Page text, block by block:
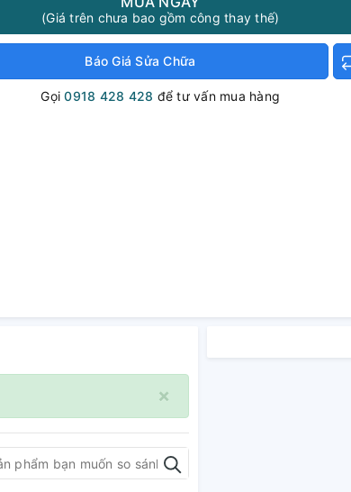
(Giá trên chưa bao gồm công thay thế)
Báo Giá Sửa Chữa
Gọi0918 428 428 để tư vấn mua hàng
×